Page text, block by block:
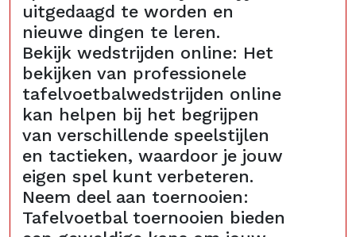
uitgedaagd te worden en
nieuwe dingen te leren.
Bekijk wedstrijden online: Het
bekijken van professionele
tafelvoetbalwedstrijden online
kan helpen bij het begrijpen
van verschillende speelstijlen
en tactieken, waardoor je jouw
eigen spel kunt verbeteren.
Neem deel aan toernooien:
Tafelvoetbal toernooien bieden